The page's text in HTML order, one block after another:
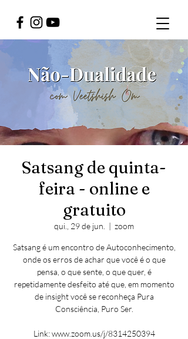
Satsang de quinta-
feira - online e
gratuito
qui., 29 de jun.
  |
zoom
Satsang é um encontro de Autoconhecimento,
onde os erros de achar que você é o que
pensa, o que sente, o que quer, é
repetidamente desfeito até que, em momento
de insight você se reconheça Pura
Consciência, Puro Ser.
Link: www.zoom.us/j/8314250394